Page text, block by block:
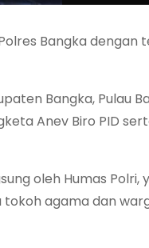
Bangka dengan
Bangka, Pulau
Anev Biro PID
oleh Humas
tokoh agama dan